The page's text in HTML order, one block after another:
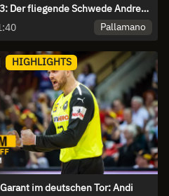
Der fliegende Schwede Andreas
Pallamano
HIGHLIGHTS
im deutschen Tor: Andi